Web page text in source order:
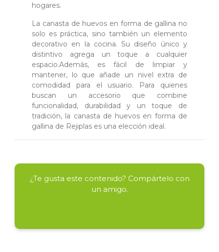
hogares.
La canasta de huevos en forma de gallina no
solo es práctica, sino también un elemento
decorativo en la cocina. Su diseño único y
distintivo agrega un toque a cualquier
espacio.Además, es fácil de limpiar y
mantener, lo que añade un nivel extra de
comodidad para el usuario. Para quienes
buscan un accesorio que combine
funcionalidad, durabilidad y un toque de
tradición, la canasta de huevos en forma de
gallina de Rejiplas es una elección ideal.
¿Te gusta este contenido? Compártelo con
un amigo.